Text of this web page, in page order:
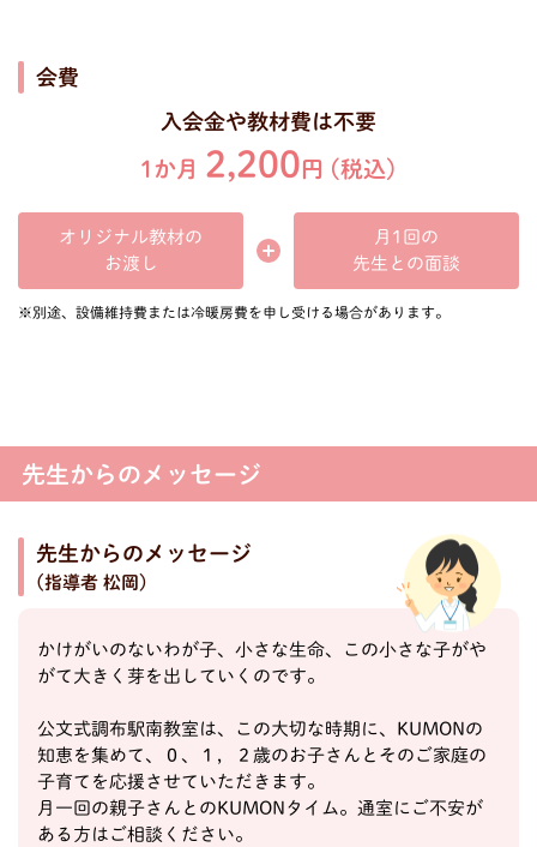
会費
入会金や教材費は不要
1か月 2,200円 (税込)
オリジナル教材の
お渡し
月1回の
先生との面談
※別途、設備維持費または冷暖房費を申し受ける場合があります。
先生からのメッセージ
先生からのメッセージ
(指導者 松岡)
かけがいのないわが子、小さな生命、この小さな子がや
がて大きく芽を出していくのです。
公文式調布駅南教室は、この大切な時期に、KUMONの
知恵を集めて、０、１，２歳のお子さんとそのご家庭の
子育てを応援させていただきます。
月一回の親子さんとのKUMONタイム。通室にご不安が
ある方はご相談ください。